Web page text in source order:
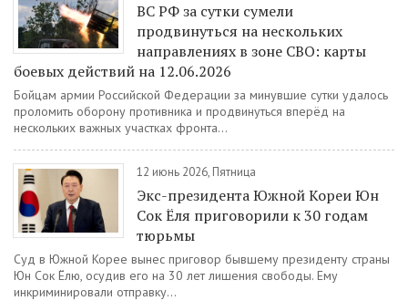
ВС РФ за сутки сумели
продвинуться на нескольких
направлениях в зоне СВО: карты
боевых действий на 12.06.2026
Бойцам армии Российской Федерации за минувшие сутки удалось
проломить оборону противника и продвинуться вперёд на
нескольких важных участках фронта...
12 июнь 2026, Пятница
Экс-президента Южной Кореи Юн
Сок Ёля приговорили к 30 годам
тюрьмы
Суд в Южной Корее вынес приговор бывшему президенту страны
Юн Сок Ёлю, осудив его на 30 лет лишения свободы. Ему
инкриминировали отправку...